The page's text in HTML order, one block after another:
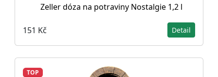
Zeller dóza na potraviny Nostalgie 1,2 l
151 Kč Detail
TOP